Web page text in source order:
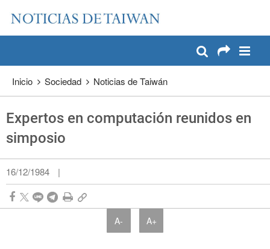
Pase a contenido principal
Inicio Sociedad Noticias de Taiwán
Expertos en computación reunidos en
simposio
16/12/1984 |
A- A+